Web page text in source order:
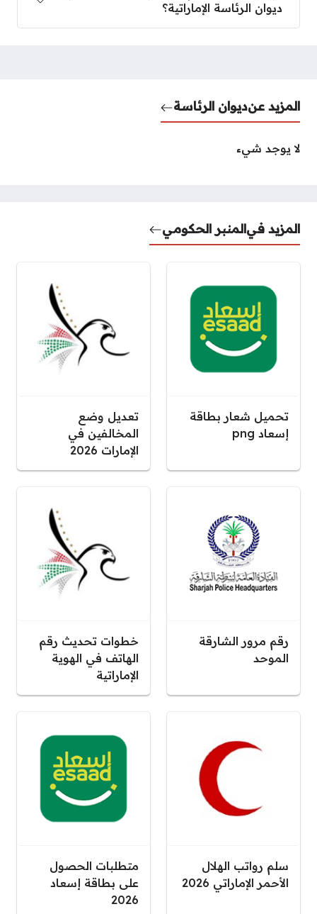
ديوان الرئاسة الإماراتية؟
المزيد عنديوان الرئاسة
لا يوجد شيء
المزيد فيالمنبر الحكومي
تحميل شعار بطاقة
إسعاد png
تعديل وضع
المخالفين في
الإمارات 2026
رقم مرور الشارقة
الموحد
خطوات تحديث رقم
الهاتف في الهوية
الإماراتية
سلم رواتب الهلال
الأحمر الإماراتي 2026
متطلبات الحصول
على بطاقة إسعاد
2026